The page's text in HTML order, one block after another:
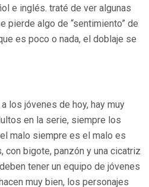
e inglés. traté de ver algunas
pierde algo de “sentimiento” de
es poco o nada, el doblaje se
los jóvenes de hoy, hay muy
en la serie, siempre los
malo siempre es el malo es
con bigote, panzón y una cicatriz
tener un equipo de jóvenes
muy bien, los personajes